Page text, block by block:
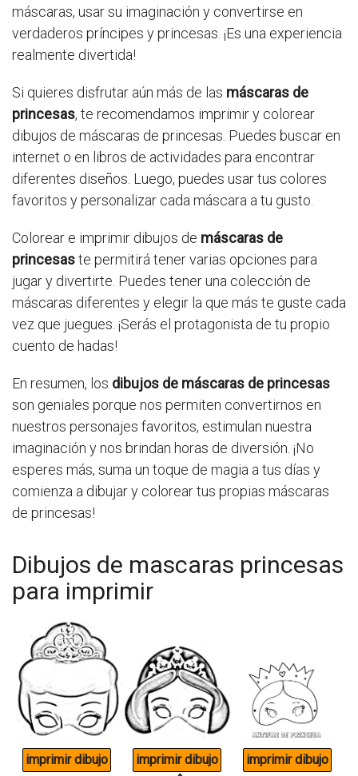
máscaras, usar su imaginación y convertirse en
verdaderos príncipes y princesas. ¡Es una experiencia
realmente divertida!
Si quieres disfrutar aún más de las máscaras de
princesas, te recomendamos imprimir y colorear
dibujos de máscaras de princesas. Puedes buscar en
internet o en libros de actividades para encontrar
diferentes diseños. Luego, puedes usar tus colores
favoritos y personalizar cada máscara a tu gusto.
Colorear e imprimir dibujos de máscaras de
princesaste permitirá tener varias opciones para
jugar y divertirte. Puedes tener una colección de
máscaras diferentes y elegir la que más te guste cada
vez que juegues. ¡Serás el protagonista de tu propio
cuento de hadas!
En resumen, los dibujos de máscaras de princesas
son geniales porque nos permiten convertirnos en
nuestros personajes favoritos, estimulan nuestra
imaginación y nos brindan horas de diversión. ¡No
esperes más, suma un toque de magia a tus días y
comienza a dibujar y colorear tus propias máscaras
de princesas!
Dibujos de mascaras princesas
para imprimir